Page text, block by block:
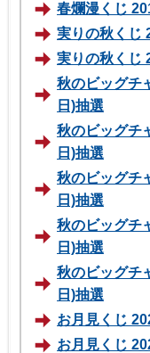
春爛漫くじ
実りの秋くじ
実りの秋くじ
秋のビッグチ
日)抽選
秋のビッグチ
日)抽選
秋のビッグチ
日)抽選
秋のビッグチ
日)抽選
秋のビッグチ
日)抽選
お月見くじ
お月見くじ